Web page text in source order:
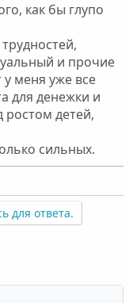
как бы глупо
и прочие
меня уже все
для денежки и
ростом детей,
сильных.
для ответа.
почта